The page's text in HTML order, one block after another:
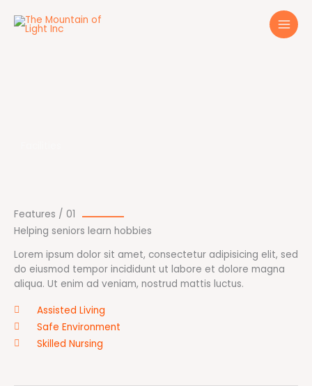
contenido
Features / 01
Helping seniors learn hobbies
Lorem ipsum dolor sit amet, consectetur adipisicing elit, sed
do eiusmod tempor incididunt ut labore et dolore magna
aliqua. Ut enim ad veniam, nostrud mattis luctus.
Assisted Living
Safe Environment
Skilled Nursing